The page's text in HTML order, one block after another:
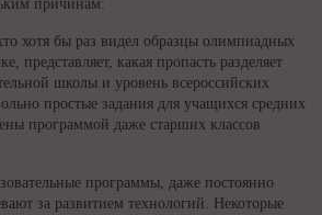
причинам:
хотя бы раз видел образцы олимпиадных
представляет, какая пропасть разделяет
школы и уровень всероссийских
простые задания для учащихся средних
программой даже старших классов
программы, даже постоянно
за развитием технологий. Некоторые